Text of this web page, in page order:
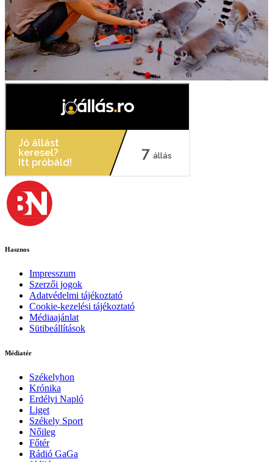
Hasznos
Impresszum
Szerzői jogok
Adatvédelmi tájékoztató
Cookie-kezelési tájékoztató
Médiaajánlat
Sütibeállítások
Médiatér
Székelyhon
Krónika
Erdélyi Napló
Liget
Székely Sport
Nőileg
Főtér
Rádió GaGa